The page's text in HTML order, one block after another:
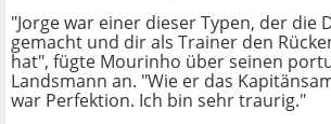
"Jorge war einer dieser Typen, der die
gemacht und dir als Trainer den
hat", fügte Mourinho über seinen
Landsmann an. "Wie er das
war Perfektion. Ich bin sehr traurig."